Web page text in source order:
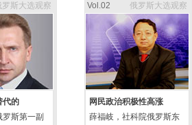
罗斯大选观察
代的
斯第一副
俄罗斯大选观察
Vol.02
网民政治积极性高涨
薛福岐，社科院俄罗斯东